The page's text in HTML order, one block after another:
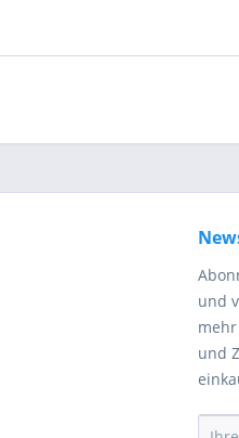
und stimme zu. *
und
und